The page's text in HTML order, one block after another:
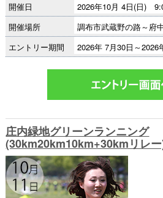
開催日
2026年10月 4日(日)
開催場所
調布市武蔵野の路～府
エントリー期間
2026年 7月30日～2026
庄内緑地グリーンランニング
(30km20km10km+30kmリレ